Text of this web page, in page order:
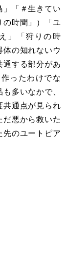
」「＃生きてい
の時間」）「ユ
」「狩りの時
体の知れないウ
通する部分があ
ったわけでな
多いなかで、
共通点が見られ
だ悪から救いた
先のユートピア